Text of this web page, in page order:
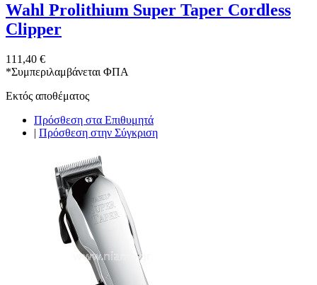
Wahl Prolithium Super Taper Cordless
Clipper
111,40 €
*Συμπεριλαμβάνεται ΦΠΑ
Εκτός αποθέματος
Πρόσθεση στα Επιθυμητά
| Πρόσθεση στην Σύγκριση